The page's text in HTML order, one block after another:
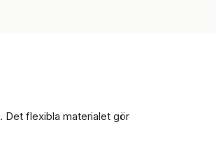
Det flexibla materialet gör